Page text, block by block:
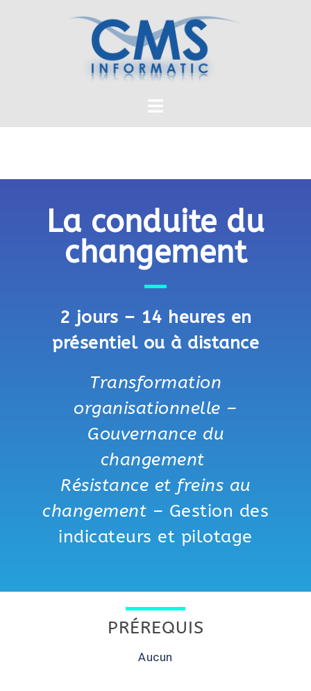
La conduite du
changement
2 jours – 14 heures en
présentiel ou à distance
Transformation
organisationnelle –
Gouvernance du
changement
Résistance et freins au
changement – Gestion des
indicateurs et pilotage
PRÉREQUIS
Aucun